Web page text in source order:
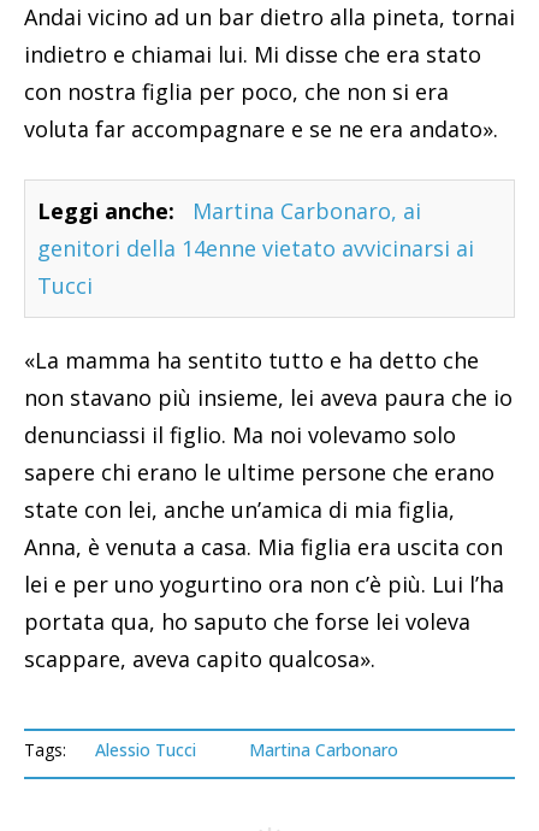
Andai vicino ad un bar dietro alla pineta, tornai
indietro e chiamai lui. Mi disse che era stato
con nostra figlia per poco, che non si era
voluta far accompagnare e se ne era andato».
Leggi anche:
Martina Carbonaro, ai
genitori della 14enne vietato avvicinarsi ai
Tucci
«La mamma ha sentito tutto e ha detto che
non stavano più insieme, lei aveva paura che io
denunciassi il figlio. Ma noi volevamo solo
sapere chi erano le ultime persone che erano
state con lei, anche un’amica di mia figlia,
Anna, è venuta a casa. Mia figlia era uscita con
lei e per uno yogurtino ora non c’è più. Lui l’ha
portata qua, ho saputo che forse lei voleva
scappare, aveva capito qualcosa».
Tags: Alessio Tucci Martina Carbonaro